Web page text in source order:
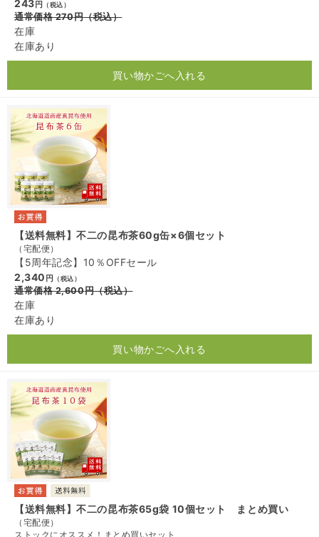
243 円 （税込）
通常価格270円（税込）
在庫
在庫あり
買い物かごへ入れる
【送料無料】不二の昆布茶60g缶×6個セット
（宅配便）
【5周年記念】10％OFFセール
2,340 円 （税込）
通常価格2,600円（税込）
在庫
在庫あり
買い物かごへ入れる
【送料無料】不二の昆布茶65g袋 10個セット まとめ買い
（宅配便）
ストックにオススメ！まとめ買いセット